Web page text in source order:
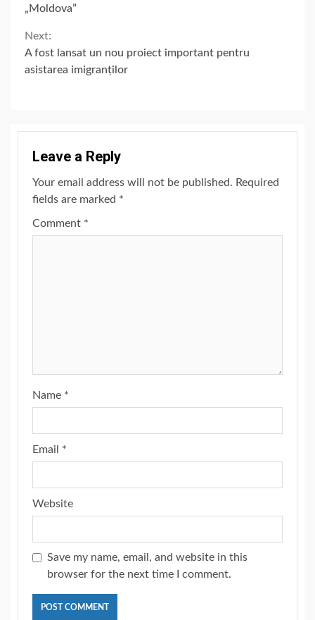
Reading
„Moldova”
Next:
A fost lansat un nou proiect important pentru
asistarea imigranților
Leave a Reply
Your email address will not be published. Required
fields are marked *
Comment *
Name *
Email *
Website
Save my name, email, and website in this
browser for the next time I comment.